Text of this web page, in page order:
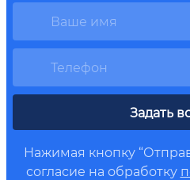
Нажимая кнопку
согласие на обработку